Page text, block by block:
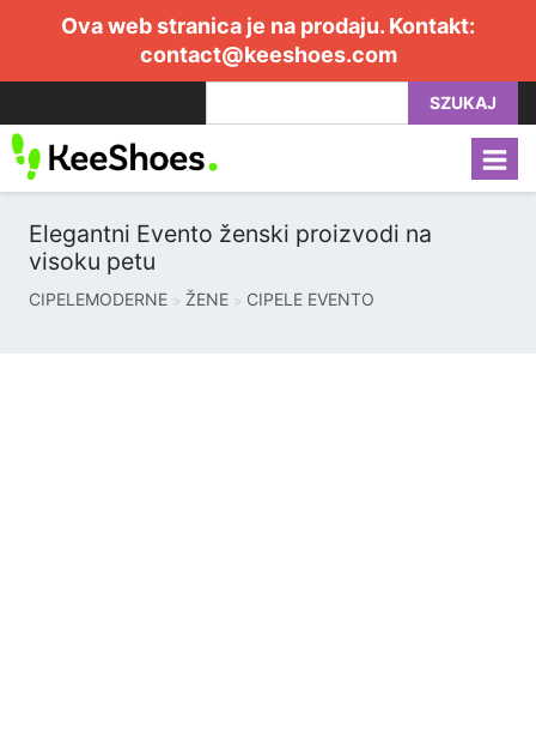
Ova web stranica je na prodaju. Kontakt:
contact@keeshoes.com
SZUKAJ
Elegantni Evento ženski proizvodi na
visoku petu
CIPELEMODERNE ŽENE CIPELE EVENTO